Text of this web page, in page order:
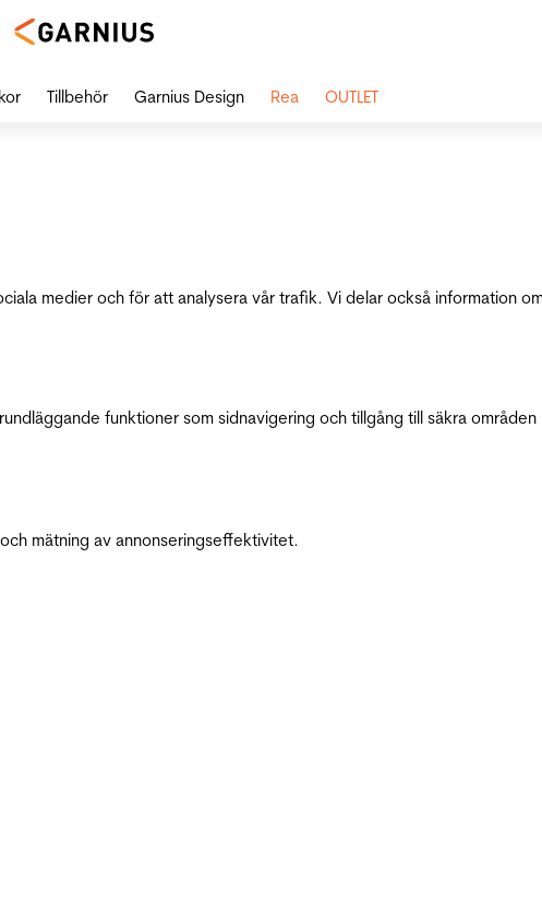
medier och för att analysera vår trafik. Vi delar också information
funktioner som sidnavigering och tillgång till säkra
mätning av annonseringseffektivitet.
Tillbehör Garnius Design Rea OUTLET